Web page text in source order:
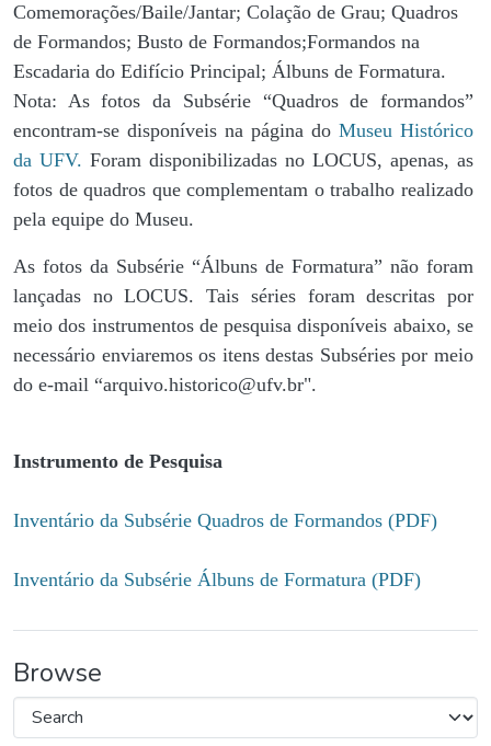
Comemorações/Baile/Jantar; Colação de Grau; Quadros
de Formandos; Busto de Formandos;Formandos na
Escadaria do Edifício Principal; Álbuns de Formatura.
Nota: As fotos da Subsérie “Quadros de formandos”
encontram-se disponíveis na página do Museu Histórico
da UFV. Foram disponibilizadas no LOCUS, apenas, as
fotos de quadros que complementam o trabalho realizado
pela equipe do Museu.
As fotos da Subsérie “Álbuns de Formatura” não foram
lançadas no LOCUS. Tais séries foram descritas por
meio dos instrumentos de pesquisa disponíveis abaixo, se
necessário enviaremos os itens destas Subséries por meio
do e-mail “arquivo.historico@ufv.br".
Instrumento de Pesquisa
Inventário da Subsérie Quadros de Formandos (PDF)
Inventário da Subsérie Álbuns de Formatura (PDF)
Browse